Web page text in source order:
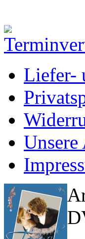
Liefer-
Unsere